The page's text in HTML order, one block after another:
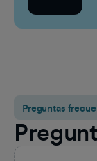
Preguntas